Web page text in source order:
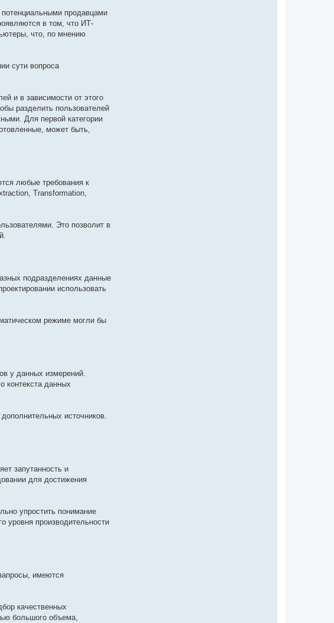
продавцами
в том, что ИТ-
что, по мнению
сути вопроса
и в зависимости от этого
разделить пользователей
Для первой категории
может быть,
любые требования к
Transformation,
Это позволит в
подразделениях данные
использовать
режиме могли бы
у данных измерений.
контекста данных
источников.
запутанность и
для достижения
упростить понимание
уровня производительности
имеются
качественных
большого объема,